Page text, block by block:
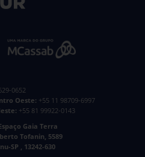
0652
Oeste: +55 11 98709-6997
+55 81 99922-0143
Gaia Terra
Tofanin, 5589
SP , 13242-630